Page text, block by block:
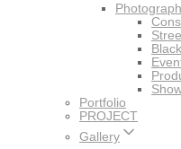
Portfolio
PROJECT
Gallery